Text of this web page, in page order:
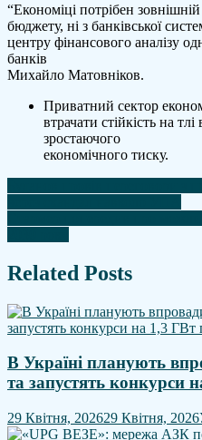
“Економіці потрібен
бюджету, ні з банківської
центру фінансового аналізу
банків
Михайло Матовніков.
Приватний сектор
втрачати стійкість на
зростаючого
економічного тиску.
Навігація
записів
Related Posts
В Україні планують
та запустять конкурси
29 Квітня, 202629 Квітня, 2026